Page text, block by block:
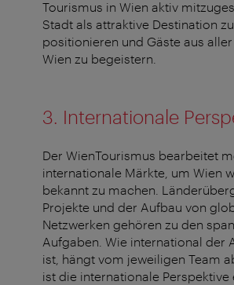
Tourismus in Wien aktiv
Stadt als attraktive Destination zu
positionieren und Gäste aus
Wien zu begeistern.
3. Internationale
Der WienTourismus bearbeitet
internationale Märkte, um Wien
bekannt zu machen.
Projekte und der Aufbau von
Netzwerken gehören zu den
Aufgaben. Wie international der
ist, hängt vom jeweiligen Team
ist die internationale Perspektive